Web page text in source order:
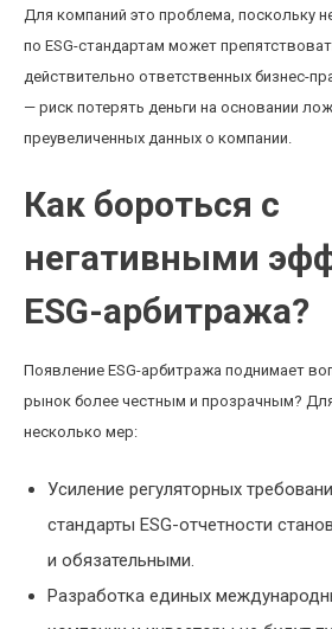
Для компаний это проблема, поскольку
по ESG-стандартам может
действительно ответственных бизнес-
— риск потерять деньги на основании
преувеличенных данных о компании.
Как бороться с
негативными
ESG-арбитража?
Появление ESG-арбитража поднимает
рынок более честным и прозрачным?
несколько мер:
Усиление регуляторных
стандарты ESG-отчетности
и обязательными.
Разработка единых